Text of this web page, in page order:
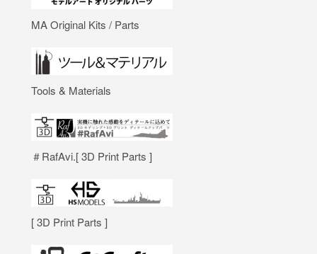
MA Original Kits / Parts
Tools & Materials
＃RafAvi.[ 3D Print Parts ]
[ 3D Print Parts ]